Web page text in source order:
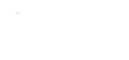
...